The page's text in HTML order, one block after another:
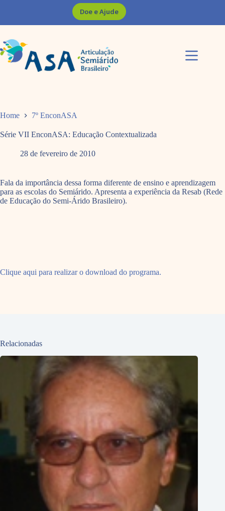
Doe e Ajude
Home 7º EnconASA
Série VII EnconASA: Educação Contextualizada
28 de fevereiro de 2010
Fala da importância dessa forma diferente de ensino e aprendizagem
para as escolas do Semiárido. Apresenta a experiência da Resab (Rede
de Educação do Semi-Árido Brasileiro).
Clique aqui para realizar o download do programa.
Relacionadas